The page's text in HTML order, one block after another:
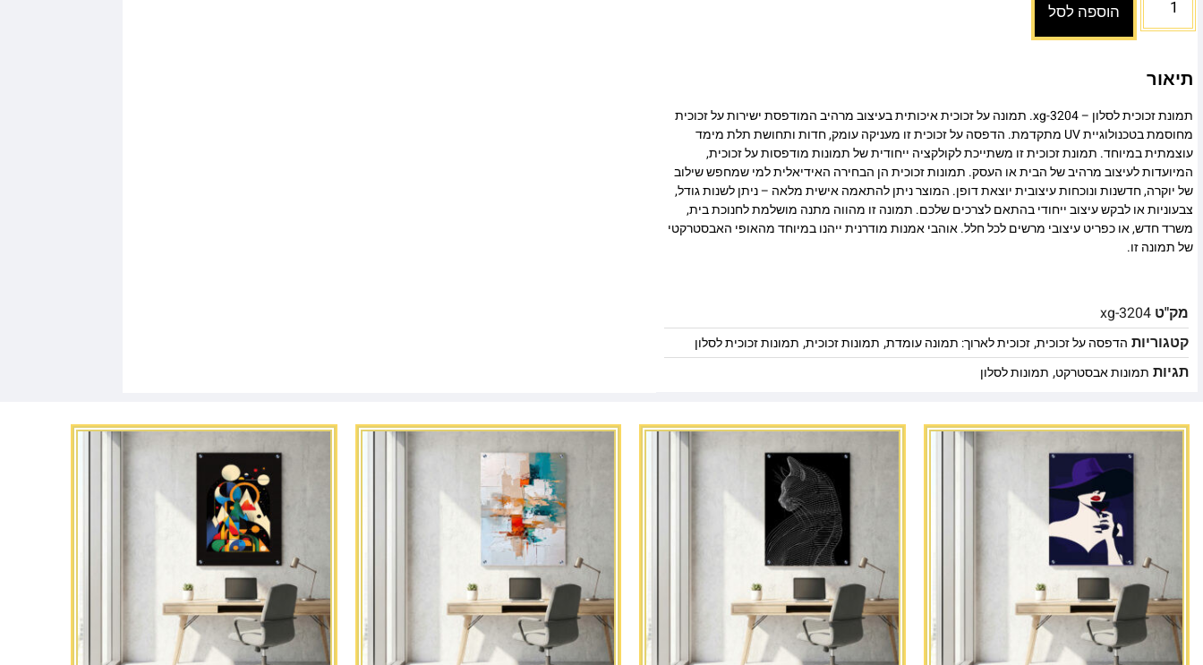
הוספה לסל
תיאור
תמונת זכוכית לסלון – xg-3204. תמונה על זכוכית איכותית בעיצוב מרהיב המודפסת ישירות על זכוכית
מחוסמת בטכנולוגיית UV מתקדמת. הדפסה על זכוכית זו מעניקה עומק, חדות ותחושת תלת מימד
עוצמתית במיוחד. תמונת זכוכית זו משתייכת לקולקציה ייחודית של תמונות מודפסות על זכוכית,
המיועדות לעיצוב מרהיב של הבית או העסק. תמונות זכוכית הן הבחירה האידיאלית למי שמחפש שילוב
של יוקרה, חדשנות ונוכחות עיצובית יוצאת דופן. המוצר ניתן להתאמה אישית מלאה – ניתן לשנות גודל,
צבעוניות או לבקש עיצוב ייחודי בהתאם לצרכים שלכם. תמונה זו מהווה מתנה מושלמת לחנוכת בית,
משרד חדש, או כפריט עיצובי מרשים לכל חלל. אוהבי אמנות מודרנית ייהנו במיוחד מהאופי האבסטרקטי
של תמונה זו.
מק"טxg-3204
קטגוריות הדפסה על זכוכית,זכוכית לארוך: תמונה עומדת, תמונות זכוכית, תמונות זכוכית לסלון
תגיות תמונות אבסטרקט, תמונות לסלון